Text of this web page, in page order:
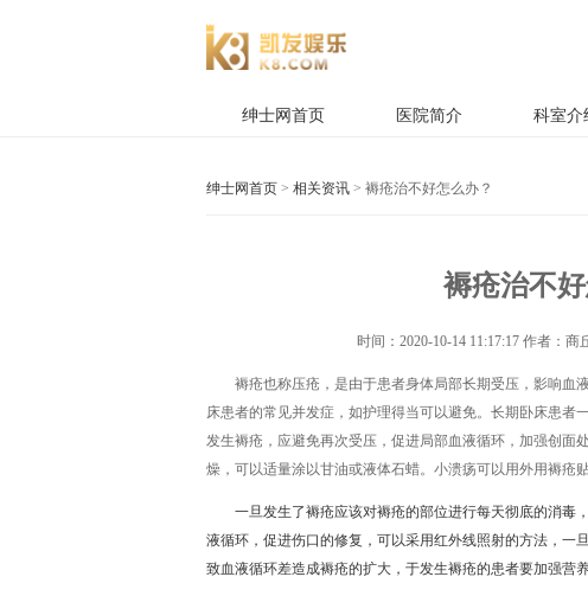
绅士网首页 医院简介 科室介
绅士网首页 > 相关资讯 > 褥疮治不好怎么办？
褥疮治不
时间： 2020-10-14 11:17:17作者：商
褥疮也称压疮，是由于患者身体局部长期受压，影响血
床患者的常见并发症，如护理得当可以避免。长期卧床患
发生褥疮，应避免再次受压，促进局部血液循环，加强创面
燥，可以适量涂以甘油或液体石蜡。小溃疡可以用外用褥疮
一旦发生了褥疮应该对褥疮的部位进行每天彻底的消毒
液循环，促进伤口的修复，可以采用红外线照射的方法，一
致血液循环差造成褥疮的扩大，于发生褥疮的患者要加强营